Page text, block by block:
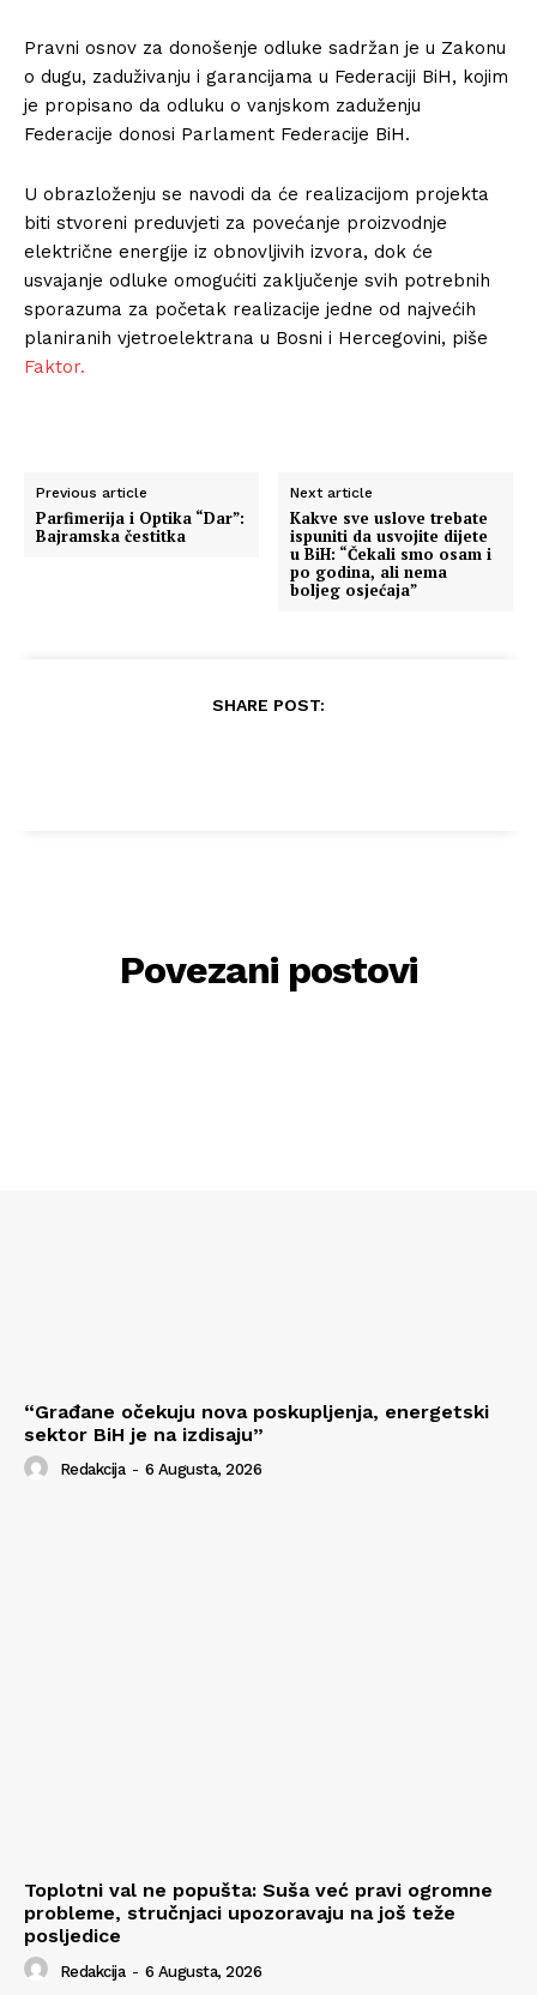
Pravni osnov za donošenje odluke sadržan je u Zakonu
o dugu, zaduživanju i garancijama u Federaciji BiH, kojim
je propisano da odluku o vanjskom zaduženju
Federacije donosi Parlament Federacije BiH.
U obrazloženju se navodi da će realizacijom projekta
biti stvoreni preduvjeti za povećanje proizvodnje
električne energije iz obnovljivih izvora, dok će
usvajanje odluke omogućiti zaključenje svih potrebnih
sporazuma za početak realizacije jedne od najvećih
planiranih vjetroelektrana u Bosni i Hercegovini, piše
Faktor.
Previous article
Parfimerija i Optika “Dar”:
Bajramska čestitka
Next article
Kakve sve uslove trebate
ispuniti da usvojite dijete
u BiH: “Čekali smo osam i
po godina, ali nema
boljeg osjećaja”
SHARE POST:
Povezani postovi
“Građane očekuju nova poskupljenja, energetski
sektor BiH je na izdisaju”
Redakcija - 6 Augusta, 2026
Toplotni val ne popušta: Suša već pravi ogromne
probleme, stručnjaci upozoravaju na još teže
posljedice
Redakcija - 6 Augusta, 2026